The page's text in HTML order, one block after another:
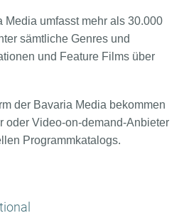
Media umfasst mehr als 30.000
sämtliche Genres und
und Feature Films über
der Bavaria Media bekommen
oder Video-on-demand-Anbieter
Programmkatalogs.